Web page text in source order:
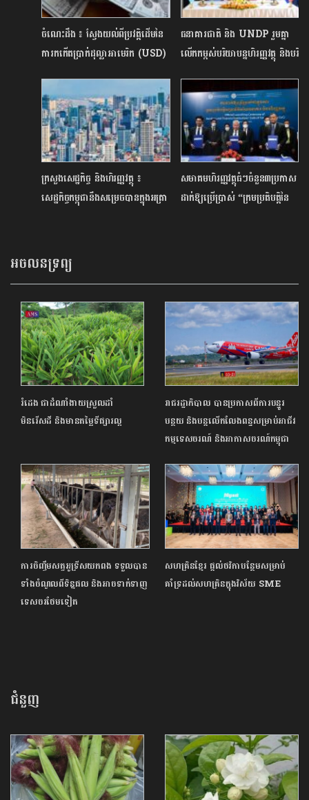
ចំណេះដឹង ៖ ស្វែងយល់ពីប្រវត្តិដើមនៃ
ការកកើតប្រាក់ដុល្លាអាមេរិក (USD)
ធនាគារជាតិ និង UNDP រួមគ្នា
លើកកម្ពស់បរិយាបន្នហិរញ្ញវត្ថុ និងបរិ
កម្ពុជា
ក្រសួងសេដ្ឋកិច្ច និងហិរញ្ញវត្ថុ ៖
សេដ្ឋកិច្ចកម្ពុជានឹងសម្រេចបានក្នុងអត្រា
សមាគមហិរញ្ញវត្ថុធំៗចំនួន៣ប្រកាស
ដាក់ឱ្យប្រើប្រាស់ “ក្រមប្រតិបត្តិនៃ
អចលនទ្រព្យ
រំដេង ជាដំណាំងាយស្រួលដាំ
មិនរើសដី និងមានតម្លៃទីផ្សារល្អ
រាជរដ្ឋាភិបាល បានប្រកាសពីការបន្ធូរ
បន្ថយ និងបន្តលើកលែងពន្ធសម្រាប់អាជីវ
កម្មទេសចរណ៍ និងអាកាសចរណ៍កម្ពុជា
ការចិញ្ចឹមសត្វអូទ្រីសយកពង ទទួលបាន
ទាំងចំណូលពីទិន្នផល និងអាចទាក់ទាញ
ទេសចរថែមទៀត
សហគ្រិនខ្មែរ ផ្ដល់ថវិកាបន្ថែមសម្រាប់
គាំទ្រដល់សហគ្រិនក្នុងវិស័យ SME
ជំនួញ